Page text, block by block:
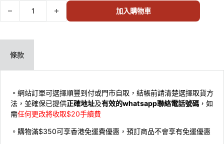
BANDAI POKEMON PLAMO QUICK! 19 潤水鴨 66697 數量
加入購物車
條款
。網站訂單可選擇順豐到付或門市自取，結帳前請清楚選擇取貨方
法，並確保已提供正確地址及有效的whatsapp聯絡電話號碼 ，如
需任何更改將收取$20手續費
。購物滿$350可享香港免運費優惠，預訂商品不會享有免運優惠